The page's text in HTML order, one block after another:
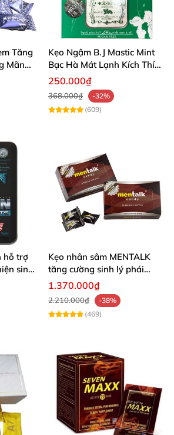
Tăng
Mãn
Kẹo Ngậm B.J Mastic Mint
Bạc Hà Mát Lạnh Kích Thích
Lê Hiệu Quả
250.000₫
368.000₫
-32%
(609)
hỗ trợ
sinh
Kẹo nhân sâm MENTALK
tăng cường sinh lý phái
mạnh
1.370.000₫
2.210.000₫
-38%
(469)